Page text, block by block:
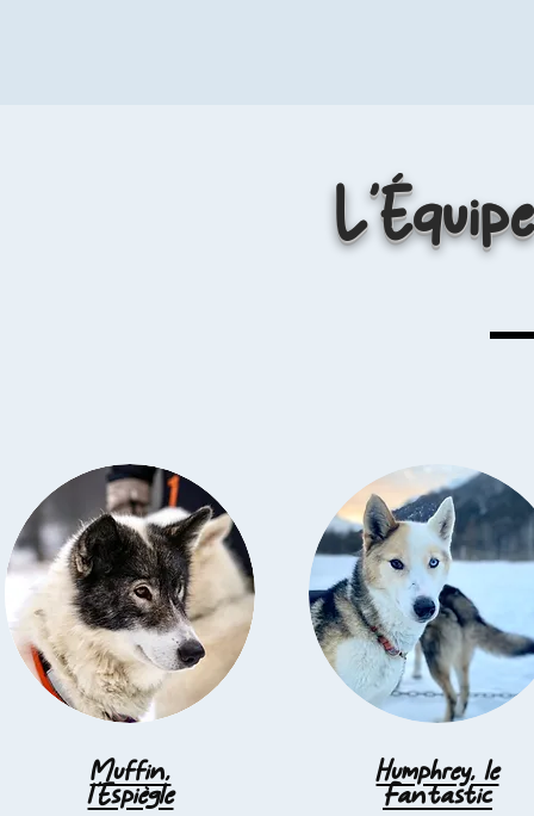
L'É
Muffin,
l'Espiègle
Humphrey, le
Fantastic